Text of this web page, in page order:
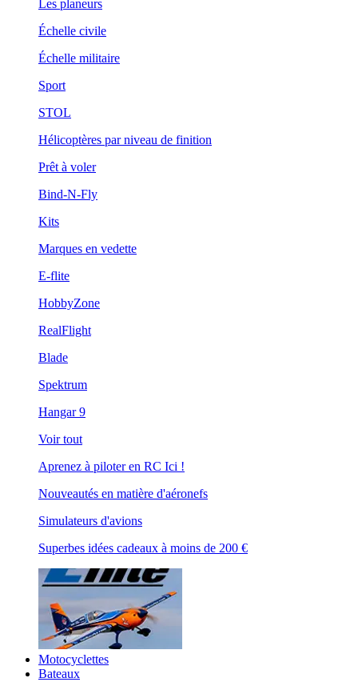
Les planeurs
Échelle civile
Échelle militaire
Sport
STOL
Hélicoptères par niveau de finition
Prêt à voler
Bind-N-Fly
Kits
Marques en vedette
E-flite
HobbyZone
RealFlight
Blade
Spektrum
Hangar 9
Voir tout
Aprenez à piloter en RC Ici !
Nouveautés en matière d'aéronefs
Simulateurs d'avions
Superbes idées cadeaux à moins de 200 €
Motocyclettes
Bateaux